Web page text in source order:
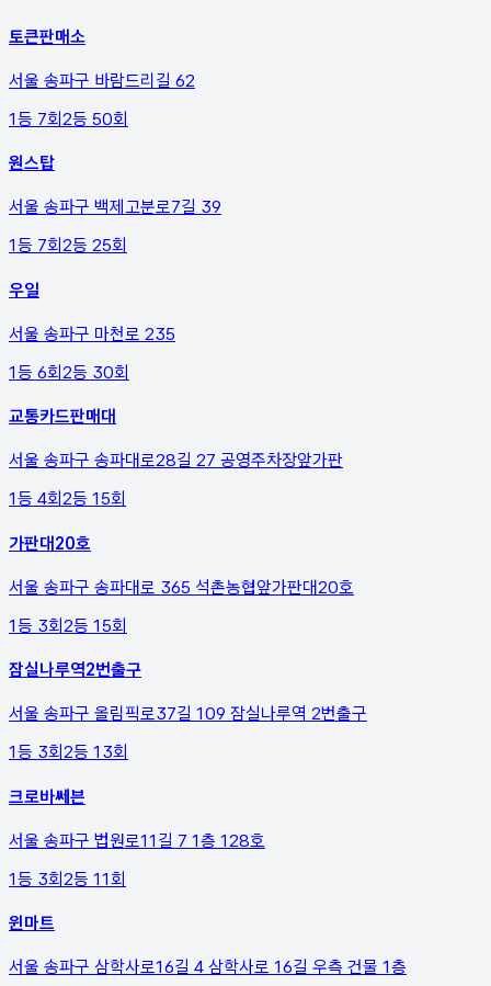
토큰판매소
서울 송파구 바람드리길 62
1등 7회2등 50회
원스탑
서울 송파구 백제고분로7길 39
1등 7회 2등 25회
우일
서울 송파구 마천로 235
1등 6회2등 30회
교통카드판매대
서울 송파구 송파대로28길 27 공영주차장앞가판
1등 4회 2등 15회
가판대20호
서울 송파구 송파대로 365 석촌농협앞가판대20호
1등 3회2등 15회
잠실나루역2번출구
서울 송파구 올림픽로37길 109 잠실나루역 2번출구
1등 3회 2등 13회
크로바쎄븐
서울 송파구 법원로11길 7 1층 128호
1등 3회2등 11회
윈마트
서울 송파구 삼학사로16길 4 삼학사로 16길 우측 건물 1층